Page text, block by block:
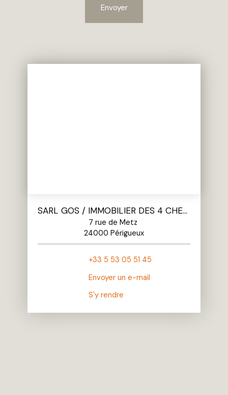
Envoyer
SARL GOS / IMMOBILIER DES 4 CHEMINS
7 rue de Metz
24000 Périgueux
+33 5 53 05 51 45
Envoyer un e-mail
S'y rendre